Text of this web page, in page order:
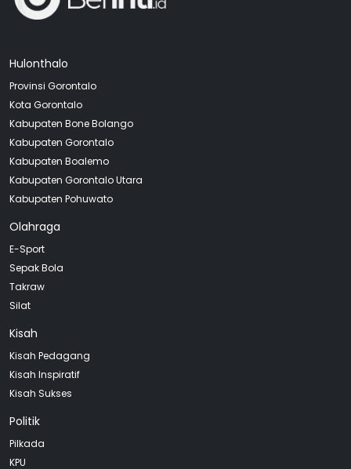
Hulonthalo
Provinsi Gorontalo
Kota Gorontalo
Kabupaten Bone Bolango
Kabupaten Gorontalo
Kabupaten Boalemo
Kabupaten Gorontalo Utara
Kabupaten Pohuwato
Olahraga
E-Sport
Sepak Bola
Takraw
Silat
Kisah
Kisah Pedagang
Kisah Inspiratif
Kisah Sukses
Politik
Pilkada
KPU